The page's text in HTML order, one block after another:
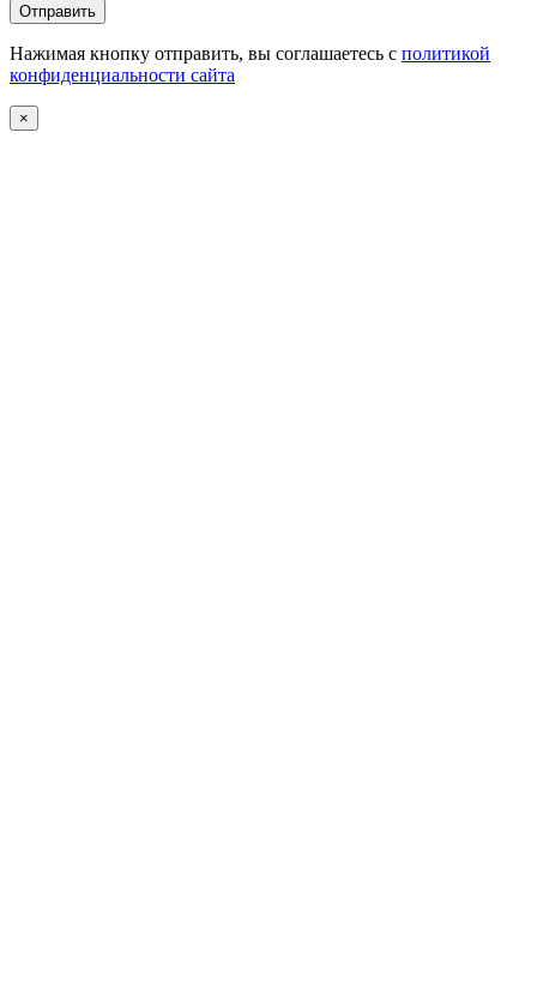
Нажимая кнопку отправить, вы соглашаетесь с политикой
конфиденциальности сайта
×